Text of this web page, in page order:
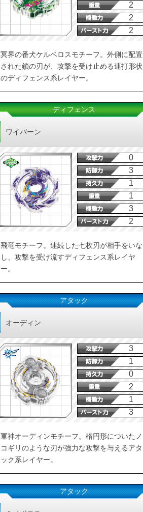
2
2
2
冥界の番犬ケルベロスモチーフ。外側に配置
された鎖の刃が、攻撃を受け止める連打形状
のディフェンス系レイヤー。
ディフェンス
ワイバーン
0
3
1
1
3
2
飛竜モチーフ。連続した七枚刃が相手をいな
し、攻撃を受け流すディフェンス系レイヤ
ー。
アタック
オーディン
3
1
0
2
1
3
軍神オーディンモチーフ。楕円形についたノ
コギリのような刃が強力な攻撃を与えるアタ
ック系レイヤー。
アタック